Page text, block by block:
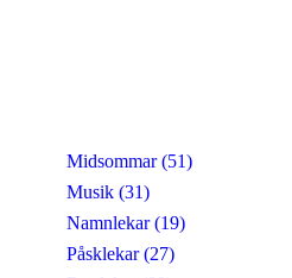
Midsommar (51)
Musik (31)
Namnlekar (19)
Påsklekar (27)